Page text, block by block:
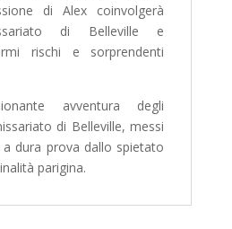
di Alex coinvolgerà
di Belleville e
rischi e sorprendenti
avventura degli
di Belleville, messi
dura prova dallo spietato
parigina.